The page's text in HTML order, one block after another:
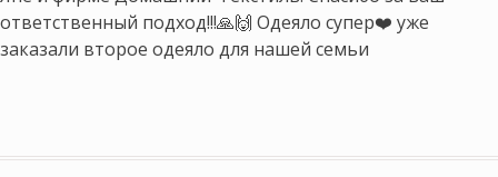
ответственный подход!!!🙏🙌 Одеяло супер❤️ уже
заказали второе одеяло для нашей семьи